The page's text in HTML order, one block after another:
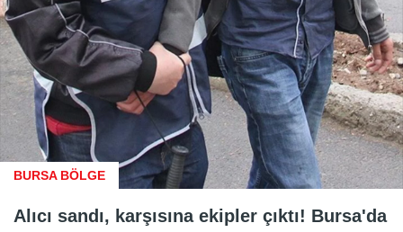
BURSA BÖLGE
Alıcı sandı, karşısına ekipler çıktı! Bursa'da